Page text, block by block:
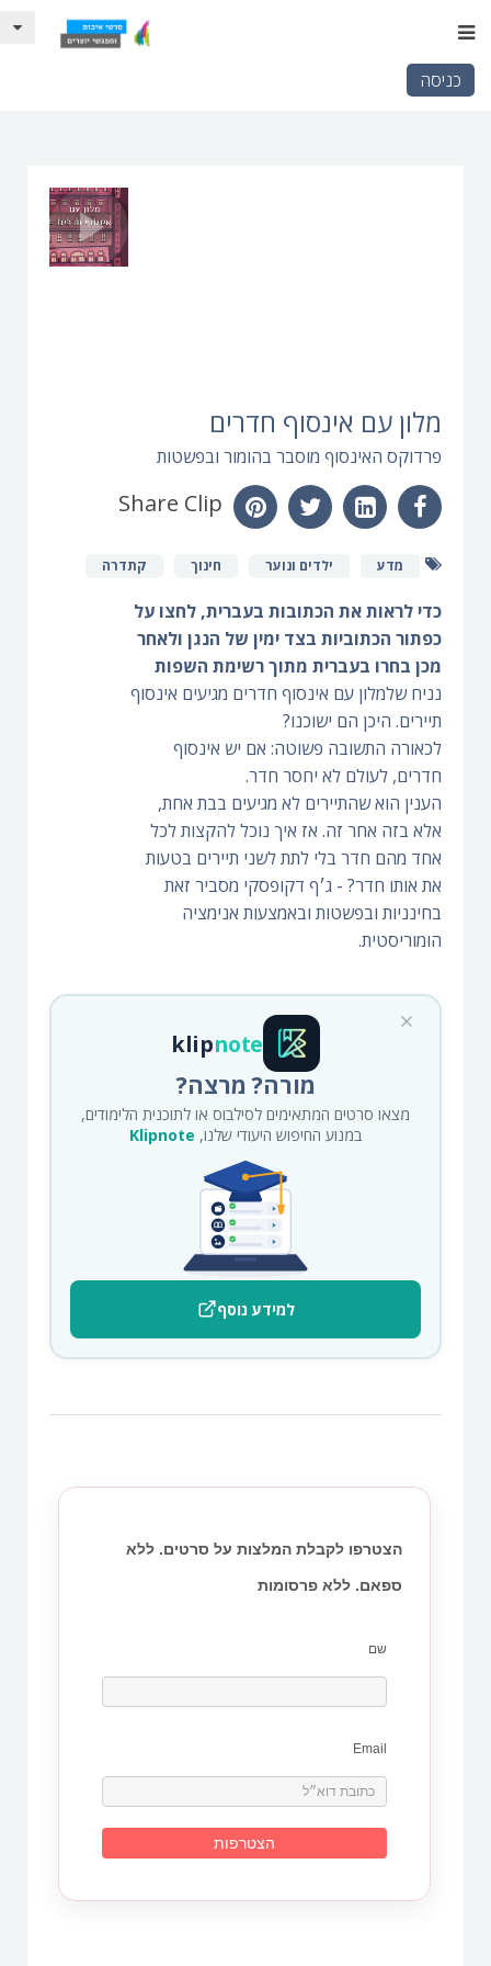
כניסה
מלון עם אינסוף חדרים
פרדוקס האינסוף מוסבר בהומור ובפשטות
Share Clip
מדע ילדים ונוער חינוך קתדרה
כדי לראות את הכתובות בעברית, לחצו על
כפתור הכתוביות בצד ימין של הנגן ולאחר
מכן בחרו בעברית מתוך רשימת השפות
נניח שלמלון עם אינסוף חדרים מגיעים אינסוף
תיירים. היכן הם ישוכנו?
לכאורה התשובה פשוטה: אם יש אינסוף
חדרים, לעולם לא יחסר חדר.
הענין הוא שהתיירים לא מגיעים בבת אחת,
אלא בזה אחר זה. אז איך נוכל להקצות לכל
אחד מהם חדר בלי לתת לשני תיירים בטעות
את אותו חדר? - ג׳ף דקופסקי מסביר זאת
בחינניות ובפשטות ובאמצעות אנימציה
הומוריסטית.
klipnote
מורה? מרצה?
מצאו סרטים המתאימים לסילבוס או לתוכנית הלימודים,
במנוע החיפוש היעודי שלנו, Klipnote
למידע נוסף
הצטרפו לקבלת המלצות על סרטים. ללא
ספאם. ללא פרסומות
שם
Email